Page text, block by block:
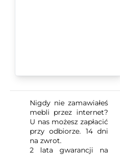
Nigdy nie zamawiałeś
mebli przez internet?
U nas możesz zapłacić
przy odbiorze. 14 dni
na zwrot.
2 lata gwarancji na